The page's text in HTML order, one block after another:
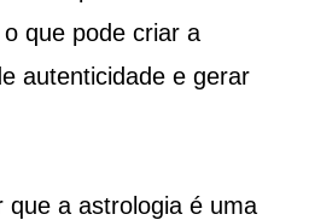
que pode criar a
autenticidade e gerar
que a astrologia é uma